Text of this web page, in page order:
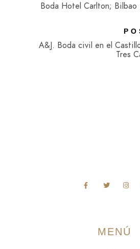
Boda Hotel Carlton;
A&J. Boda civil en el
Tres
MENÚ